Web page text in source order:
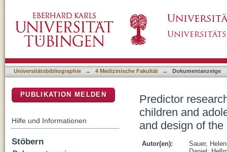
an inpatient rehabilitatio : rationale and
Universitätsbibliographie → 4 Medizinische Fakultät → Dokumentanzeige
Predictor
children and
and design of
Autor(en):
Sauer,
PUBLIKATION MELDEN
Hilfe und Informationen
Stöbern